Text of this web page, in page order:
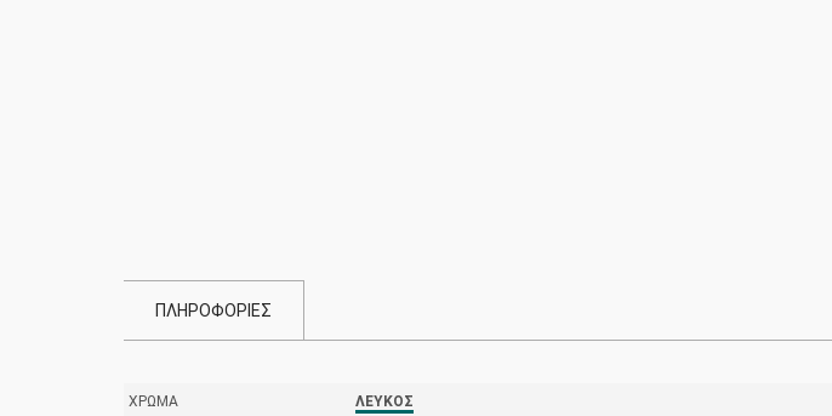
ΠΛΗΡΟΦΟΡΙΕΣ
ΧΡΏΜΑ ΛΕΥΚΌΣ